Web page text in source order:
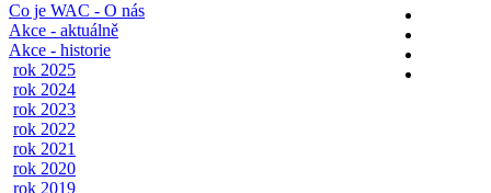
Co je WAC - O nás
Akce - aktuálně
Akce - historie
rok 2025
rok 2024
rok 2023
rok 2022
rok 2021
rok 2020
rok 2019